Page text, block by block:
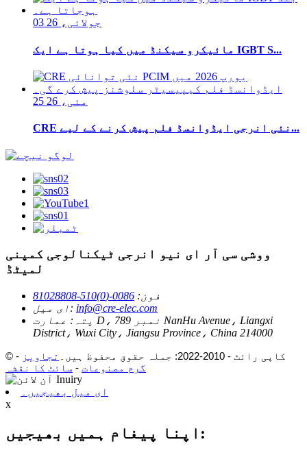
03 جولائی، 26
مائیکرو سیکنڈ میں کیا ہوتا ہے ایک IGBT S...
25 مئی، 26
CRE نئی انرجی ایڈوانسڈ فلم پیش کرنے کے لیے...
ووشی سی آر ای نیو انرجی ٹیکنالوجی کمپنی
لمیٹڈ
فون: 0086-(0)510-81028808
ای میل: info@cre-elec.com
پتہ: عمارت D، نمبر 789 NanHu Avenue، Liangxi
District، Wuxi City، Jiangsu Province، China 214000
© کاپی رائٹ - 2010-2022: جملہ حقوق محفوظ ہیں۔
تجاویز -
گرم مصنوعات - سائٹ کا نقشہ
ای میل بھیجیں۔
x
اپنا پیغام ہمیں بھیجیں: